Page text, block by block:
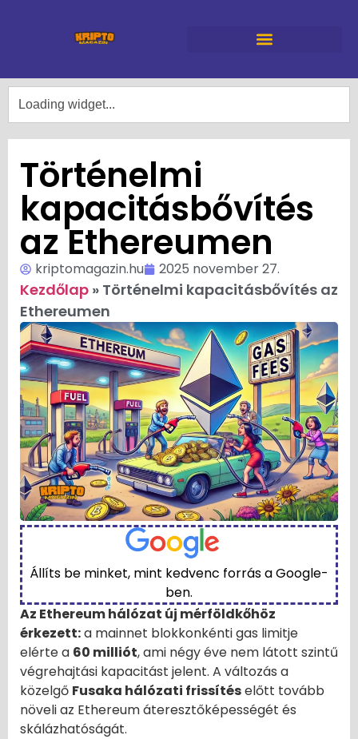
Történelmi
kapacitásbővítés
az Ethereumen
kriptomagazin.hu 2025 november 27.
Kezdőlap » Történelmi kapacitásbővítés az
Ethereumen
Állíts be minket, mint kedvenc forrás a Google-
ben.
Az Ethereum hálózat új mérföldkőhöz
érkezett:a mainnet blokkonkénti gas limitje
elérte a 60 milliót, ami négy éve nem látott szintű
végrehajtási kapacitást jelent. A változás a
közelgő Fusaka hálózati frissítéselőtt tovább
növeli az Ethereum áteresztőképességét és
skálázhatóságát.